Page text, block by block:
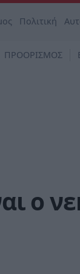
Πολιτική
ΠΡΟΟΡΙΣΜΟΣ
ο